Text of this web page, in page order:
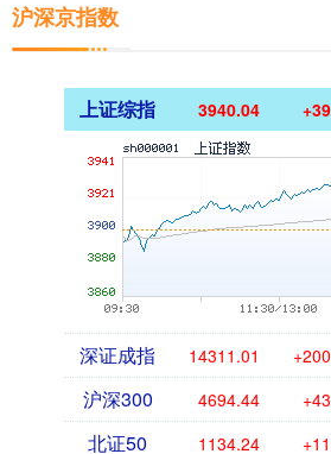
沪深京指数
上证综指 3940.04
深证成指 14311.01
沪深300 4694.44
北证50 1134.24